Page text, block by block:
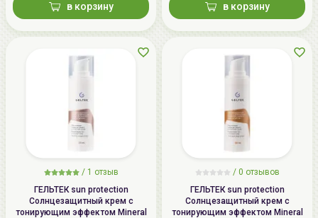
в корзину в корзину
/ 1 отзыв
ГЕЛЬТЕК sun protection
Солнцезащитный крем с
тонирующим эффектом Mineral
/ 0 отзывов
ГЕЛЬТЕК sun protection
Солнцезащитный крем с
тонирующим эффектом Mineral